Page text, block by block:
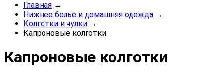
Главная →
Нижнее белье и домашняя одежда →
Колготки и чулки →
Капроновые колготки
Капроновые колготки